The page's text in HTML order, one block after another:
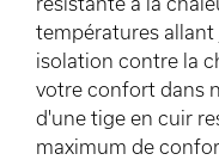
températures
isolation contre la
votre confort dans
d'une tige en cuir
maximum de